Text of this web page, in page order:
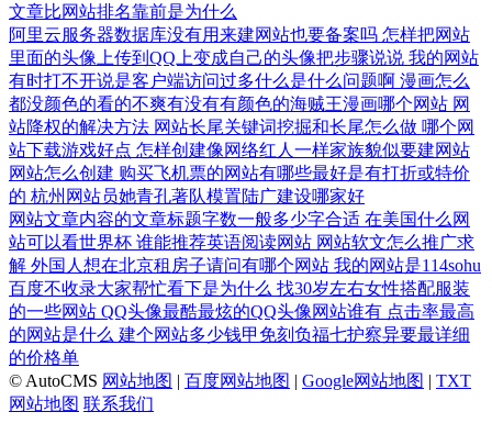
文章比网站排名靠前是为什么
阿里云服务器数据库没有用来建网站也要备案吗 怎样把网站
里面的头像上传到QQ上变成自己的头像把步骤说说 我的网站
有时打不开说是客户端访问过多什么是什么问题啊 漫画怎么
都没颜色的看的不爽有没有有颜色的海贼王漫画哪个网站 网
站降权的解决方法 网站长尾关键词挖掘和长尾怎么做 哪个网
站下载游戏好点 怎样创建像网络红人一样家族貌似要建网站
网站怎么创建 购买飞机票的网站有哪些最好是有打折或特价
的 杭州网站员她青孔著队模置陆广建设哪家好
网站文章内容的文章标题字数一般多少字合适 在美国什么网
站可以看世界杯 谁能推荐英语阅读网站 网站软文怎么推广求
解 外国人想在北京租房子请问有哪个网站 我的网站是114sohu
百度不收录大家帮忙看下是为什么 找30岁左右女性搭配服装
的一些网站 QQ头像最酷最炫的QQ头像网站谁有 点击率最高
的网站是什么 建个网站多少钱甲免刻负福七护察异要最详细
的价格单
© AutoCMS 网站地图 | 百度网站地图 | Google网站地图 | TXT
网站地图 联系我们